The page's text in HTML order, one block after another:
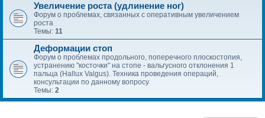
Увеличение роста (удлинение ног)
Форум о проблемах, связанных с оперативным увеличением
роста
Темы: 11
Деформации стоп
Форум о проблемах продольного, поперечного плоскостопия,
устранению "косточки" на стопе - вальгусного отклонения 1
пальца (Hallux Valgus). Техника проведения операций,
консультации по данному вопросу
Темы: 2